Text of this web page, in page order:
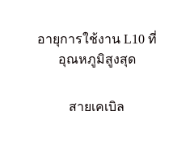
อายุการใช้งาน L10 ที่
อุณหภูมิสูงสุด
สายเคเบิล